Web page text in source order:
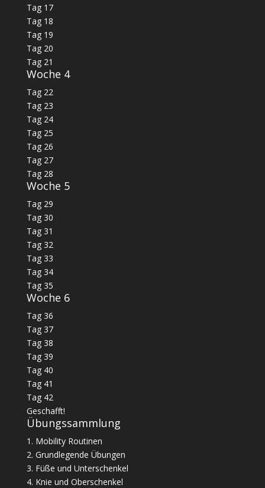
Tag 17
Tag 18
Tag 19
Tag 20
Tag 21
Woche 4
Tag 22
Tag 23
Tag 24
Tag 25
Tag 26
Tag 27
Tag 28
Woche 5
Tag 29
Tag 30
Tag 31
Tag 32
Tag 33
Tag 34
Tag 35
Woche 6
Tag 36
Tag 37
Tag 38
Tag 39
Tag 40
Tag 41
Tag 42
Geschafft!
Übungssammlung
1. Mobility Routinen
2. Grundlegende Übungen
3. Füße und Unterschenkel
4. Knie und Oberschenkel